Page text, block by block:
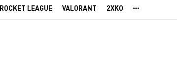
ROCKET LEAGUE VALORANT 2XKO